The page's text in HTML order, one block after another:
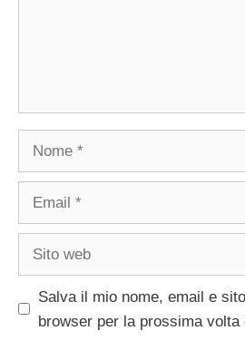
Salva il mio nome, email e
browser per la prossima volta